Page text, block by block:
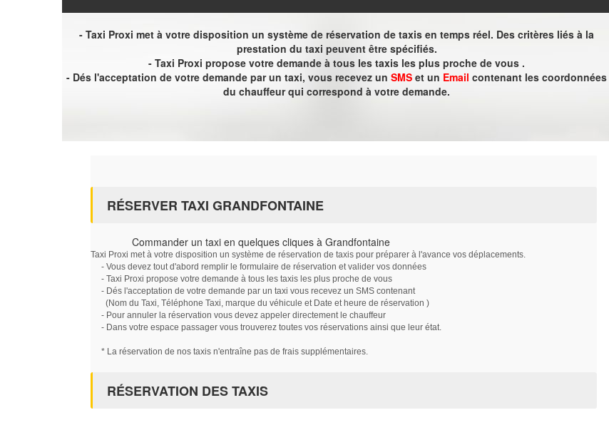
- Taxi Proxi met à votre disposition un système de réservation de taxis en temps réel. Des critères liés à la
prestation du taxi peuvent être spécifiés.
- Taxi Proxi propose votre demande à tous les taxis les plus proche de vous .
- Dés l'acceptation de votre demande par un taxi, vous recevez un SMS et un Email contenant les coordonnées
du chauffeur qui correspond à votre demande.
RÉSERVER TAXI GRANDFONTAINE
Commander un taxi en quelques cliques à Grandfontaine
Taxi Proxi met à votre disposition un système de réservation de taxis pour préparer à l'avance vos déplacements.
- Vous devez tout d'abord remplir le formulaire de réservation et valider vos données
- Taxi Proxi propose votre demande à tous les taxis les plus proche de vous
- Dés l'acceptation de votre demande par un taxi vous recevez un SMS contenant
(Nom du Taxi, Téléphone Taxi, marque du véhicule et Date et heure de réservation )
- Pour annuler la réservation vous devez appeler directement le chauffeur
- Dans votre espace passager vous trouverez toutes vos réservations ainsi que leur état.
* La réservation de nos taxis n'entraîne pas de frais supplémentaires.
RÉSERVATION DES TAXIS